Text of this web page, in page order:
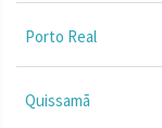
Porto Real
Quissamã